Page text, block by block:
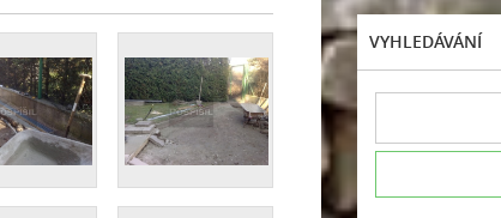
VYHLEDÁVÁNÍ